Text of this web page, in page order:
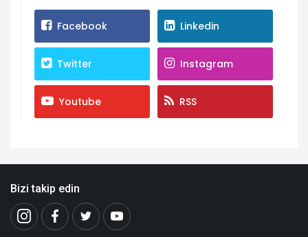
Facebook Linkedin
Twitter Instagram
Youtube RSS
Bizi takip edin